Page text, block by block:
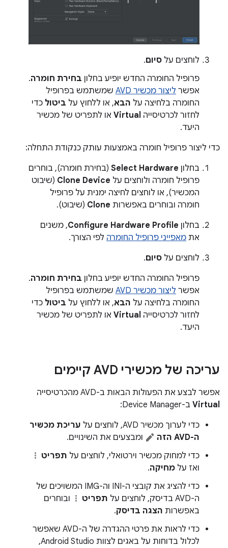
לוחצים על סיום.
פרופיל החומרה החדש יופיע בחלון בחירת חומרה.
אפשר ליצור מכשיר AVD
שמשתמש בפרופיל
החומרה בלחיצה על הבא, או ללחוץ על ביטול כדי
לחזור לכרטיסייה Virtual או לתפריט של מכשיר
היעד.
כדי ליצור פרופיל חומרה באמצעות עותק כנקודת התחלה:
בחלון Select Hardware (בחירת חומרה), בוחרים
פרופיל חומרה ולוחצים על Clone Device (שיבוט
המכשיר), או לוחצים לחיצה ימנית על פרופיל
חומרה ובוחרים באפשרות Clone (שיבוט).
בחלון Configure Hardware Profile, משנים
את מאפייני פרופיל החומרה לפי הצורך.
לוחצים על סיום.
פרופיל החומרה החדש יופיע בחלון בחירת חומרה.
אפשר ליצור מכשיר AVD
שמשתמש בפרופיל
החומרה בלחיצה על הבא, או ללחוץ על ביטול כדי
לחזור לכרטיסייה Virtual או לתפריט של מכשיר
היעד.
עריכה של מכשירי AVD קיימים
אפשר לבצע את הפעולות הבאות ב-AVD מהכרטיסייה
Virtual ב-Device Manager:
כדי לערוך מכשיר AVD, לוחצים על
עריכת מכשיר
ה-AVD הזה
ומבצעים את השינויים.
כדי למחוק מכשיר וירטואלי, לוחצים על תפריט
ואז על מחיקה.
כדי להציג את קובצי ה-INI וה-IMG המשויכים של
ה-AVD בדיסק, לוחצים על
תפריט
ובוחרים
באפשרות הצגה בדיסק.
כדי לראות את פרטי ההגדרה של ה-AVD שאפשר
לכלול בדוחות על באגים לצוות Android Studio,